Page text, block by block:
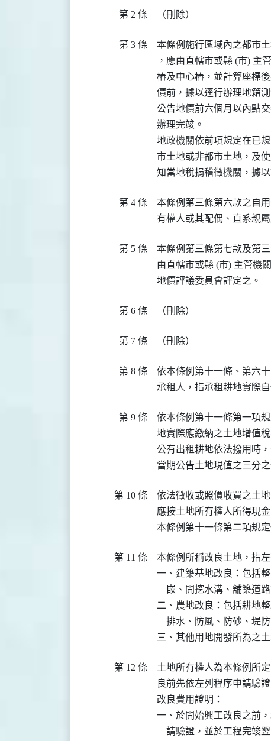
第 2 條 （刪除）
第 3 條
本條例施行區域內之都市
，應由直轄市或縣 (市) 主
樁及中心樁，並計算座標
價前，據以逕行辦理地籍
公告地價前六個月以內點
辦理完竣。
地政機關依前項規定在已
市土地或非都市土地，及
知當地稅捐稽徵機關，據以
第 4 條
本條例第三條第六款之自
有權人或其配偶、直系親
第 5 條
本條例第三條第七款及第
由直轄市或縣 (市) 主管機
地價評議委員會評定之。
第 6 條 （刪除）
第 7 條 （刪除）
第 8 條
依本條例第十一條、第六
承租人，指承租耕地實際
第 9 條
依本條例第十一條第一項
地實際應繳納之土地增值稅
公有出租耕地依法撥用時
當期公告土地現值之三分
第 10 條
依法徵收或照價收買之土
應按土地所有權人所得現
本條例第十一條第二項規定
第 11 條
本條例所稱改良土地，指
一、建築基地改良：包括
嵌、開挖水溝、舖築道路
二、農地改良：包括耕地
排水、防風、防砂、堤
三、其他用地開發所為之土
第 12 條
土地所有權人為本條例所
良前先依左列程序申請驗
改良費用證明：
一、於開始興工改良之前
請驗證，並於工程完竣